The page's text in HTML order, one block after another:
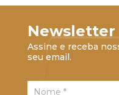
Newsletter
Assine e receba
seu email.